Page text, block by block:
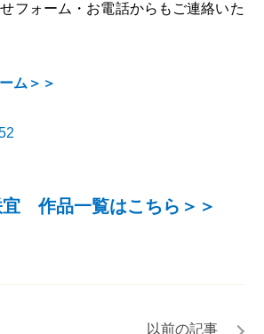
フォーム・お電話からもご連絡いた
ム＞＞
宜 作品一覧はこちら＞＞